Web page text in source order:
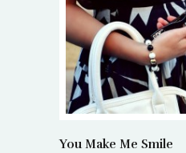
You Make Me Smile